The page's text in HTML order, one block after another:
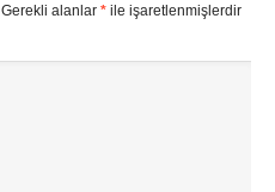
Gerekli alanlar *ile işaretlenmişlerdir